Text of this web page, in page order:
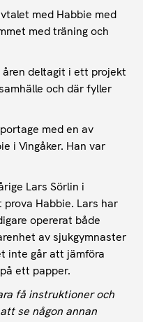
med Habbie med
med träning och
deltagit i ett projekt
och där fyller
med en av
i Vingåker. Han var
Lars Sörlin i
Habbie. Lars har
opererat både
av sjukgymnaster
inte går att jämföra
ett papper.
få instruktioner och
se någon annan